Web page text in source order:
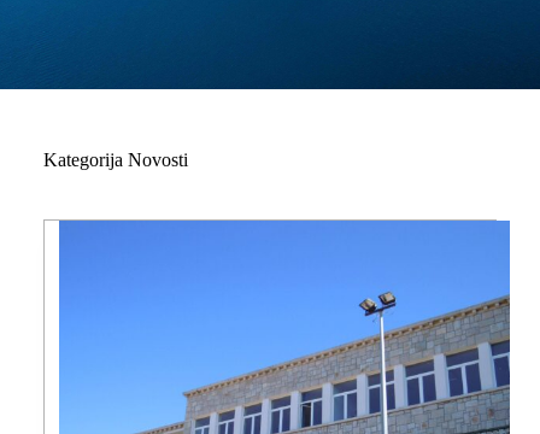
Kategorija Novosti